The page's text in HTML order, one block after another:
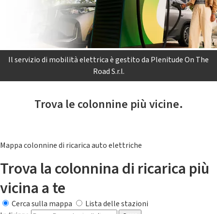
Il servizio di mobilità elettrica è gestito da Plenitude On The
Road S.r.l.
Trova le colonnine più vicine.
Mappa colonnine di ricarica auto elettriche
Trova la colonnina di ricarica più
vicina a te
Cerca sulla mappa
Lista delle stazioni